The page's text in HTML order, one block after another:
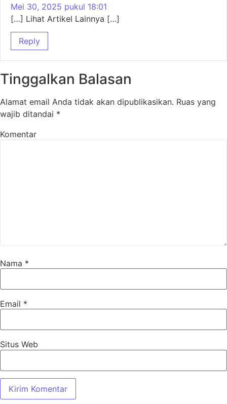
Mei 30, 2025 pukul 18:01
[…] Lihat Artikel Lainnya […]
Reply
Tinggalkan Balasan
Alamat email Anda tidak akan dipublikasikan. Ruas yang
wajib ditandai *
Komentar
Nama *
Email *
Situs Web